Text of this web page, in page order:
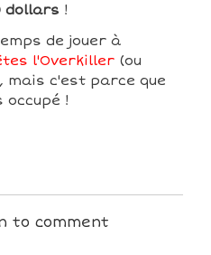
dollars !
de jouer à
l'Overkiller (ou
c'est parce que
occupé !
to comment